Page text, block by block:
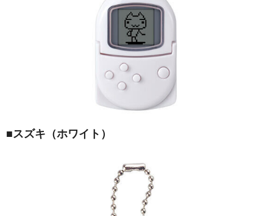
■スズキ（ホワイト）